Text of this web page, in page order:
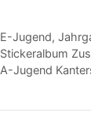
Kategorien
E-Jugend,
Stickeralbum
A-Jugend